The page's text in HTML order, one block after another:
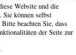
Website und die
Sie können selbst
beachten Sie, dass
der Seite zur